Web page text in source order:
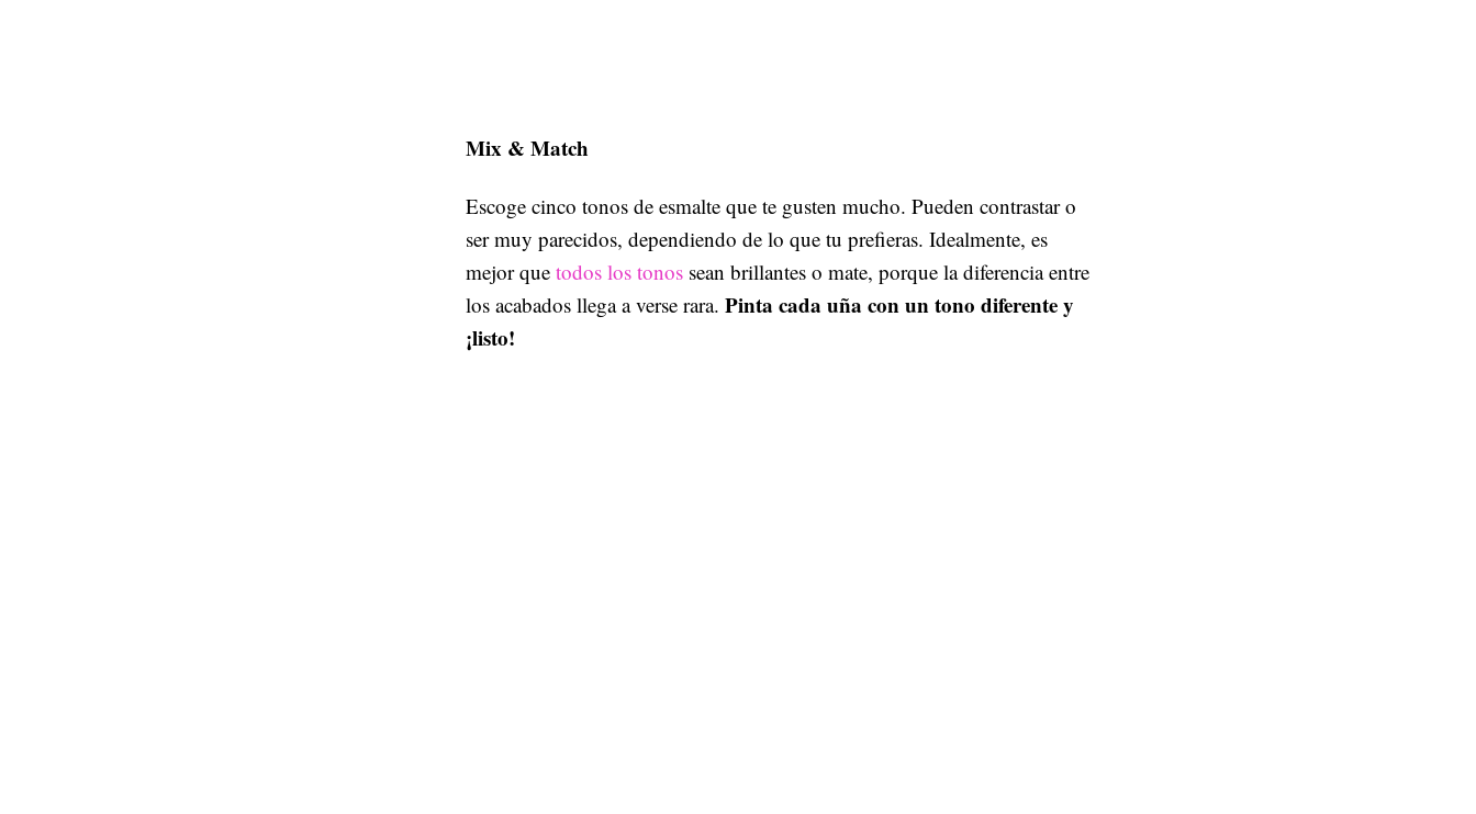
Mix & Match
Escoge cinco tonos de esmalte que te gusten mucho. Pueden contrastar o
ser muy parecidos, dependiendo de lo que tu prefieras. Idealmente, es
mejor que todos los tonos sean brillantes o mate, porque la diferencia entre
los acabados llega a verse rara. Pinta cada uña con un tono diferente y
¡listo!